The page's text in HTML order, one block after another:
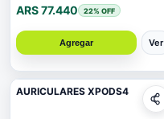
ARS 77.440 22% OFF
Agregar Ver
AURICULARES XPODS4